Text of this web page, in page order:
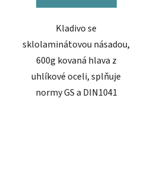
Kladivo se
sklolaminátovou násadou,
600g kovaná hlava z
uhlíkové oceli, splňuje
normy GS a DIN1041